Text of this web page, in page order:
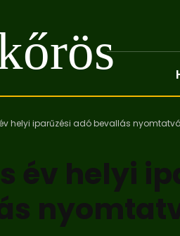
helyi iparűzési adó bevallás
év helyi